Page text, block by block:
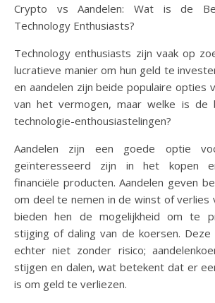
Crypto vs Aandelen: Wat is de Beste Optie voor
Technology Enthusiasts?
Technology enthusiasts zijn vaak op
lucratieve manier om hun geld te
en aandelen zijn beide populaire opties
van het vermogen, maar welke is
technologie-enthousiastelingen?
Aandelen zijn een goede optie
geïnteresseerd zijn in het kopen
financiële producten. Aandelen geven
om deel te nemen in de winst of verlies
bieden hen de mogelijkheid om te
stijging of daling van de koersen. Deze
echter niet zonder risico;
stijgen en dalen, wat betekent dat er
is om geld te verliezen.